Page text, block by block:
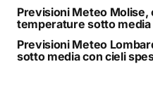
Previsioni Meteo Molise,
temperature sotto media
Previsioni Meteo
sotto media con cieli